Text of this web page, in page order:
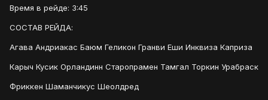
Время в рейде: 3:45
СОСТАВ РЕЙДА:
Агава Андриакас Баюм Геликон Гранви Еши Инквиза Каприза
Карыч Кусик Орландинн Старопрамен Тамгал Торкин Урабраск
Фриккен Шаманчикус Шеолдред